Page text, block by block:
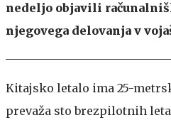
nedeljo objavili
njegovega delovanja v
Kitajsko letalo ima 25-
prevaža sto brezpilotnih